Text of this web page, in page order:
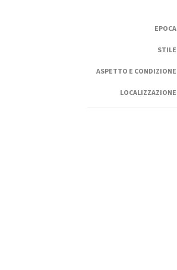
EPOCA
STILE
ASPETTO E CONDIZIONE
LOCALIZZAZIONE